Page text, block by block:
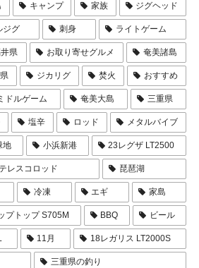
キャンプ 家族 ジグヘッド
ジグ 刺身 ライトゲーム
県 お取り寄せグルメ 奄美諸島
ジカリグ 焚火 おすすめ
ドルゲーム 奄美大島 三重県
塩辛 ロッド メタルバイブ
地 小浜新港 23レグザ LT2500
テレスコロッド 琵琶湖
冷凍 エギ 家島
プトップ S705M BBQ ビール
11月 18レガリス LT2000S
三重県の釣り